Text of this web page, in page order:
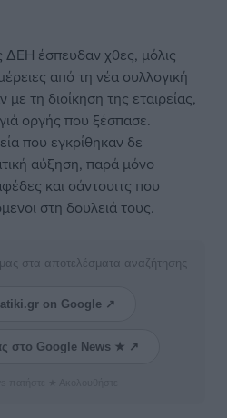
ΔΕΗ έσπευδαν χθες, μόλις
από τη νέα συλλογική
τη διοίκηση της εταιρείας,
οργής που ξέσπασε.
που εγκρίθηκαν δε
αύξηση, παρά μόνο
και σάντουιτς που
στη δουλειά τους.
στα αποτελέσματα αναζήτησης
on Google ↗
στο Google News ★ ↗